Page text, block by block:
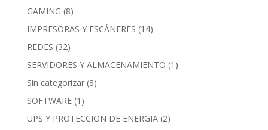
GAMING (8)
IMPRESORAS Y ESCÁNERES (14)
REDES (32)
SERVIDORES Y ALMACENAMIENTO (1)
Sin categorizar (8)
SOFTWARE (1)
UPS Y PROTECCION DE ENERGIA (2)